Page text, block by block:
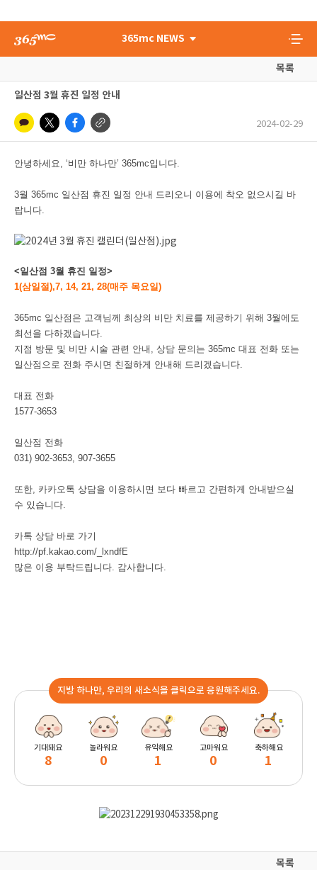
365mc NEWS
목록
일산점 3월 휴진 일정 안내
2024-02-29
안녕하세요, ‘비만 하나만’ 365mc입니다.
3월 365mc 일산점 휴진 일정 안내 드리오니 이용에 착오 없으시길 바
랍니다.
<일산점 3월 휴진 일정>
1(삼일절),7, 14, 21, 28(매주 목요일)
365mc 일산점은 고객님께 최상의 비만 치료를 제공하기 위해 3월에도
최선을 다하겠습니다.
지점 방문 및 비만 시술 관련 안내, 상담 문의는 365mc 대표 전화 또는
일산점으로 전화 주시면 친절하게 안내해 드리겠습니다.
대표 전화
1577-3653
일산점 전화
031) 902-3653, 907-3655
또한, 카카오톡 상담을 이용하시면 보다 빠르고 간편하게 안내받으실
수 있습니다.
카톡 상담 바로 가기
http://pf.kakao.com/_lxndfE
많은 이용 부탁드립니다. 감사합니다.
지방 하나만, 우리의 새소식을 클릭으로 응원해주세요.
기대돼요
8
놀라워요
0
유익해요
1
고마워요
0
축하해요
1
목록